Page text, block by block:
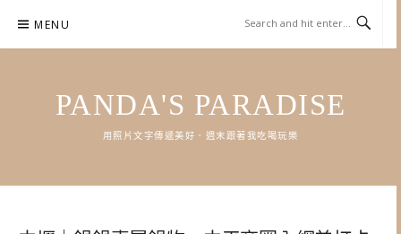
content
MENU
PANDA'S PARADISE
用照片文字傳遞美好．週末跟著我吃喝玩樂